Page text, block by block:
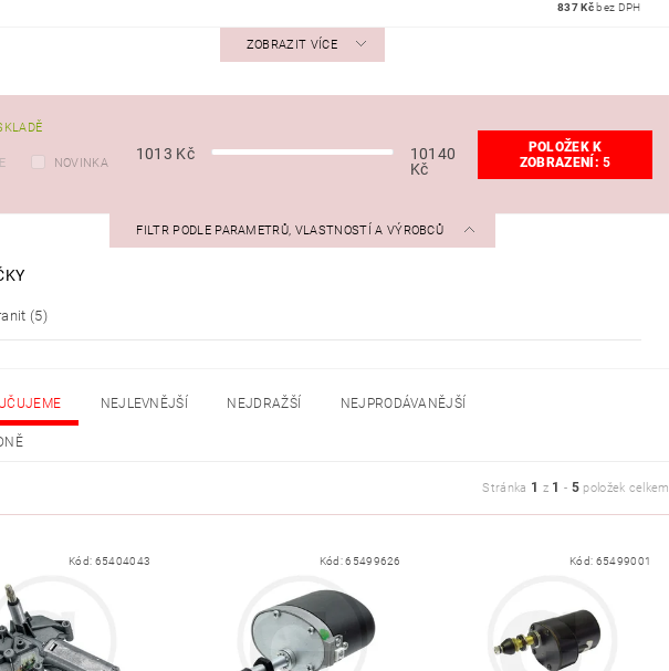
837 Kčbez DPH
ZOBRAZIT VÍCE
NOVINKA
1013 Kč
10140
Kč
POLOŽEK K
ZOBRAZENÍ:5
FILTR PODLE PARAMETRŮ, VLASTNOSTÍ A VÝROBCŮ
(5)
NEJLEVNĚJŠÍ NEJDRAŽŠÍ NEJPRODÁVANĚJŠÍ
Stránka 1 z 1 - 5položek celkem
Kód: 65404043 Kód:65499626 Kód: 65499001